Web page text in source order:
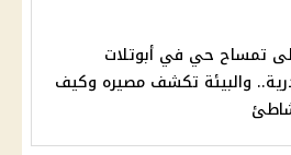
تمساح حي في أبوتلات
والبيئة تكشف مصيره وكيف